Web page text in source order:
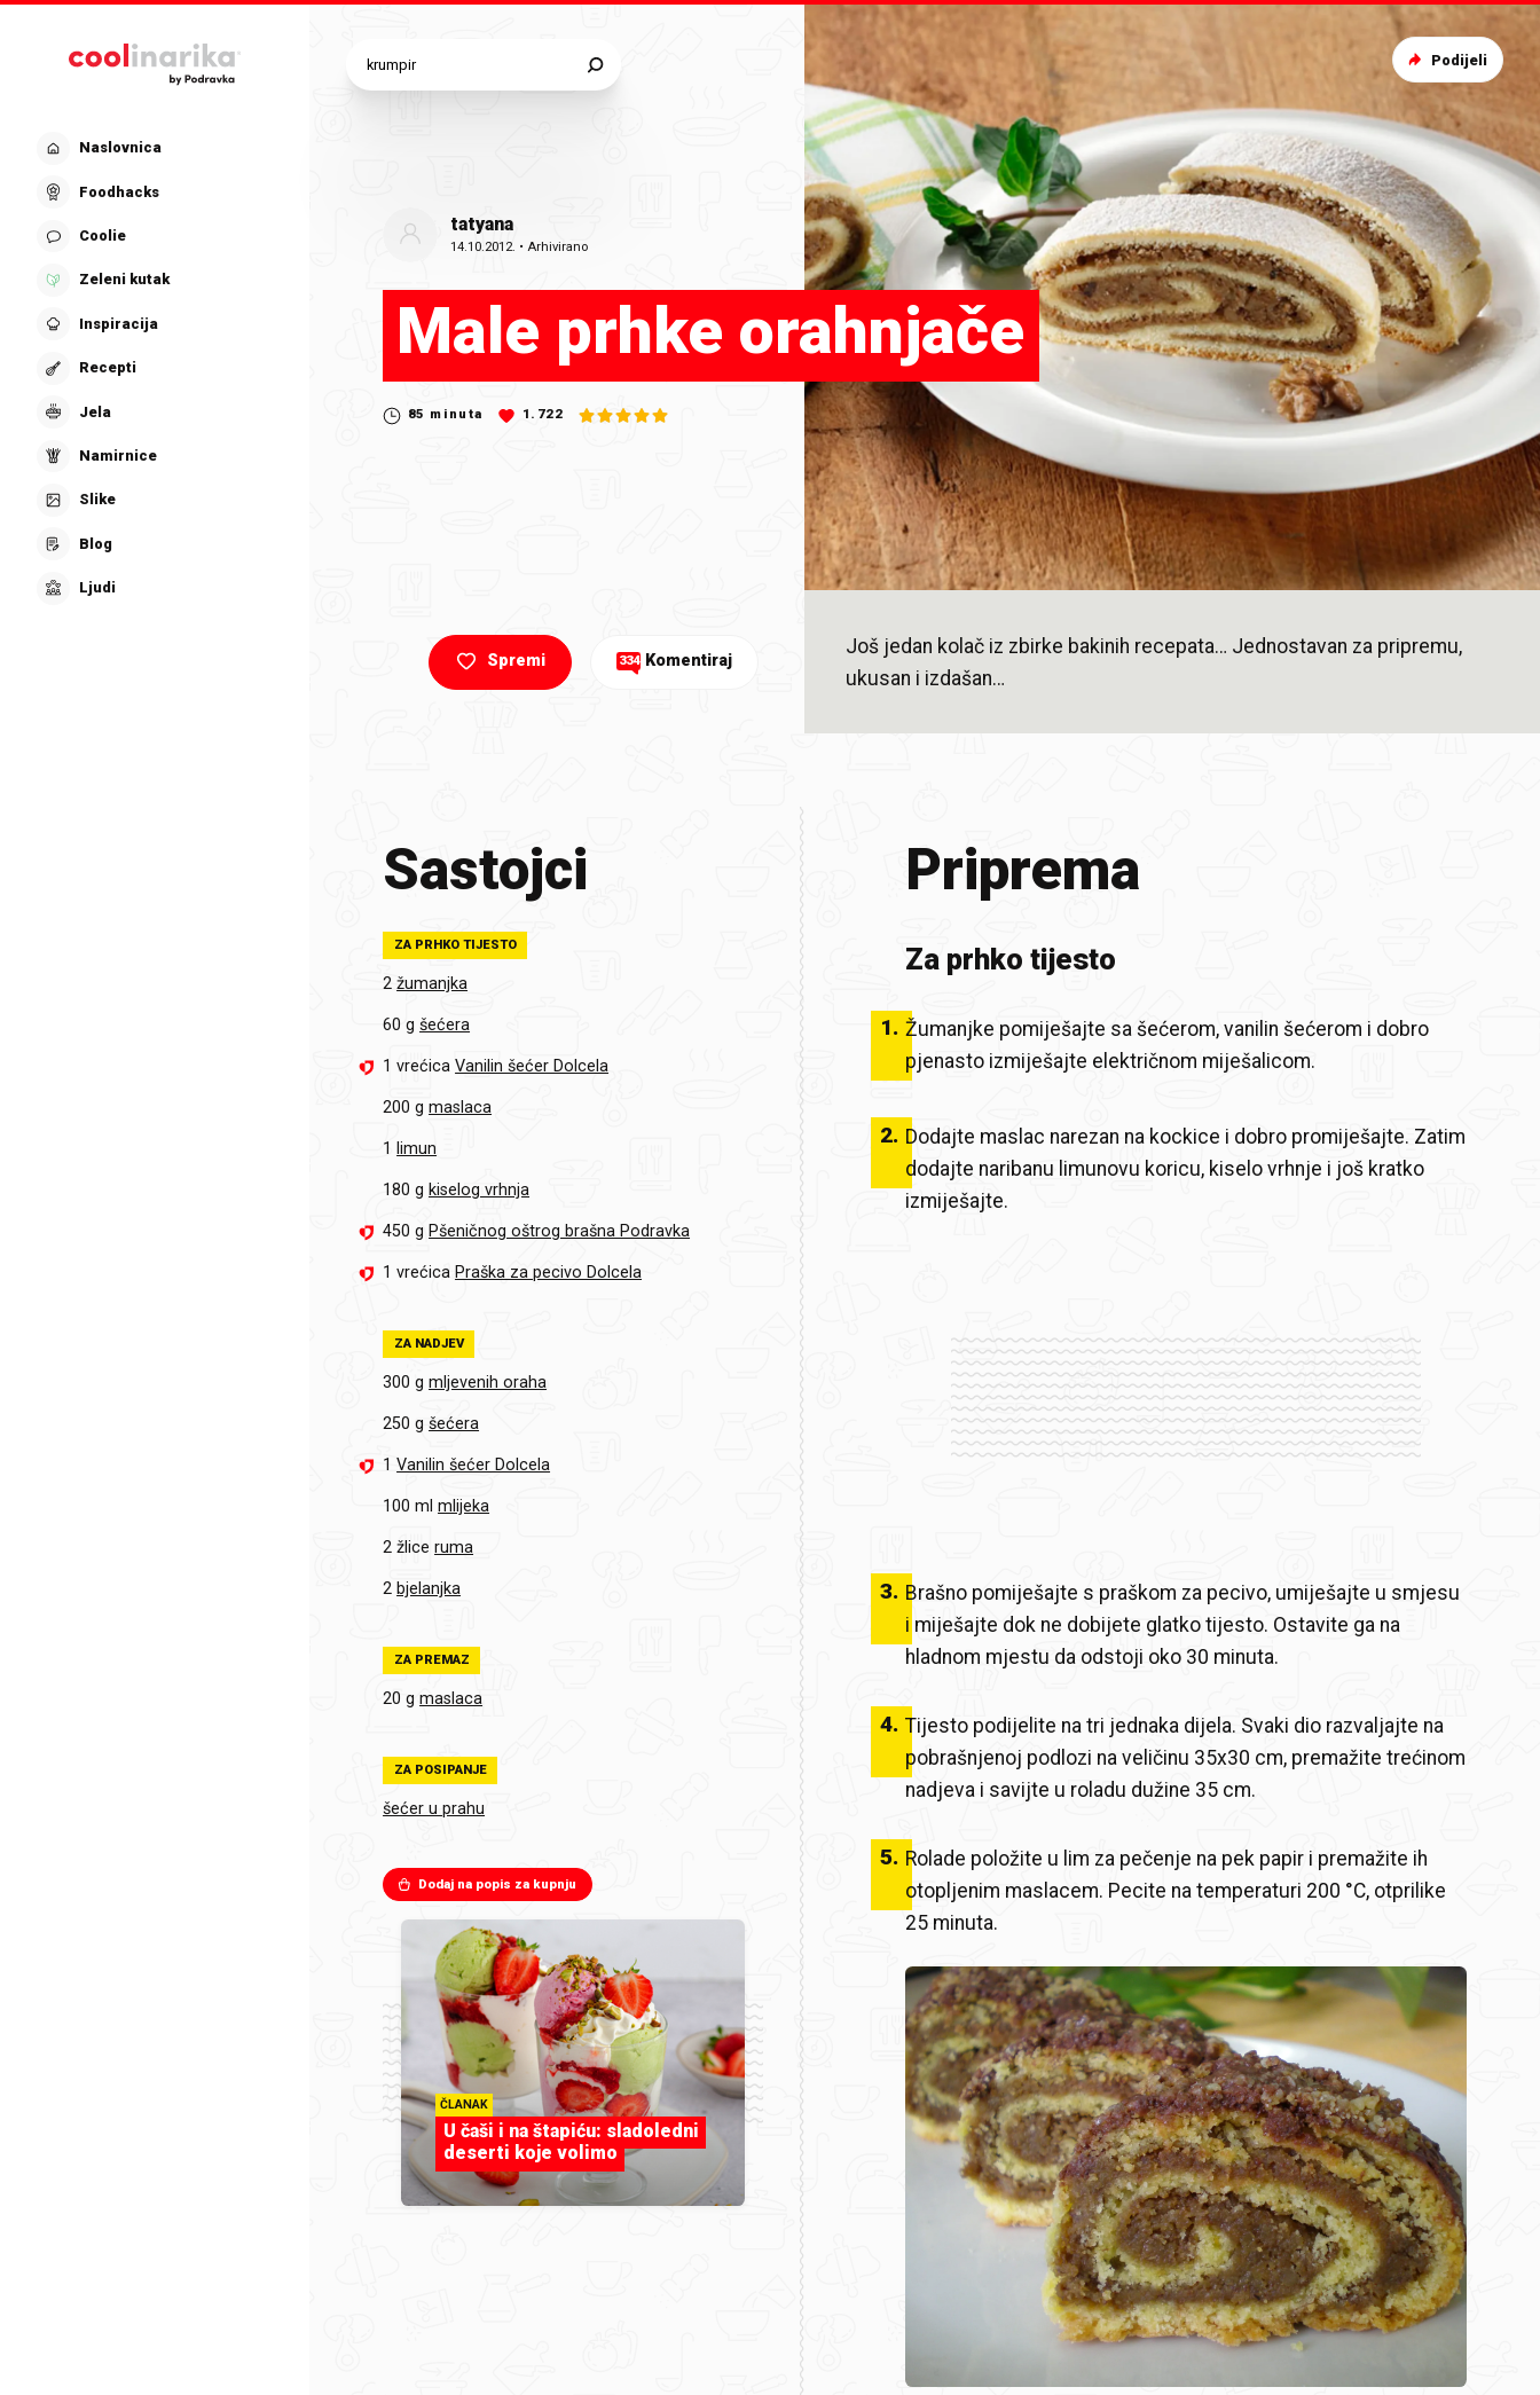
Naslovnica
Foodhacks
Coolie
Zeleni kutak
Inspiracija
Recepti
Jela
Namirnice
Slike
Blog
Ljudi
tatyana
14.10.2012. •Arhivirano
Male prhke orahnjače
85 minuta 1.722
Još jedan kolač iz zbirke bakinih recepata… Jednostavan za pripremu,
ukusan i izdašan…
Spremi 334 Komentiraj
Podijeli
Sastojci
ZA PRHKO TIJESTO
2 žumanjka
60 g šećera
1 vrećica Vanilin šećer Dolcela
200 g maslaca
1 limun
180 g kiselog vrhnja
450 g Pšeničnog oštrog brašna Podravka
1 vrećica Praška za pecivo Dolcela
ZA NADJEV
300 g mljevenih oraha
250 g šećera
1 Vanilin šećer Dolcela
100 ml mlijeka
2 žlice ruma
2 bjelanjka
ZA PREMAZ
20 g maslaca
ZA POSIPANJE
šećer u prahu
Dodaj na popis za kupnju
ČLANAK
U čaši i na štapiću: sladoledni
deserti koje volimo
Priprema
Za prhko tijesto
1. Žumanjke pomiješajte sa šećerom, vanilin šećerom i dobro
pjenasto izmiješajte električnom miješalicom.
2. Dodajte maslac narezan na kockice i dobro promiješajte. Zatim
dodajte naribanu limunovu koricu, kiselo vrhnje i još kratko
izmiješajte.
3. Brašno pomiješajte s praškom za pecivo, umiješajte u smjesu
i miješajte dok ne dobijete glatko tijesto. Ostavite ga na
hladnom mjestu da odstoji oko 30 minuta.
4. Tijesto podijelite na tri jednaka dijela. Svaki dio razvaljajte na
pobrašnjenoj podlozi na veličinu 35x30 cm, premažite trećinom
nadjeva i savijte u roladu dužine 35 cm.
5. Rolade položite u lim za pečenje na pek papir i premažite ih
otopljenim maslacem. Pecite na temperaturi 200 °C, otprilike
25 minuta.